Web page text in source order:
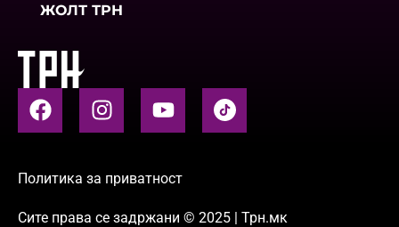
ЖОЛТ ТРН
Политика за приватност
Сите права се задржани © 2025 | Трн.мк